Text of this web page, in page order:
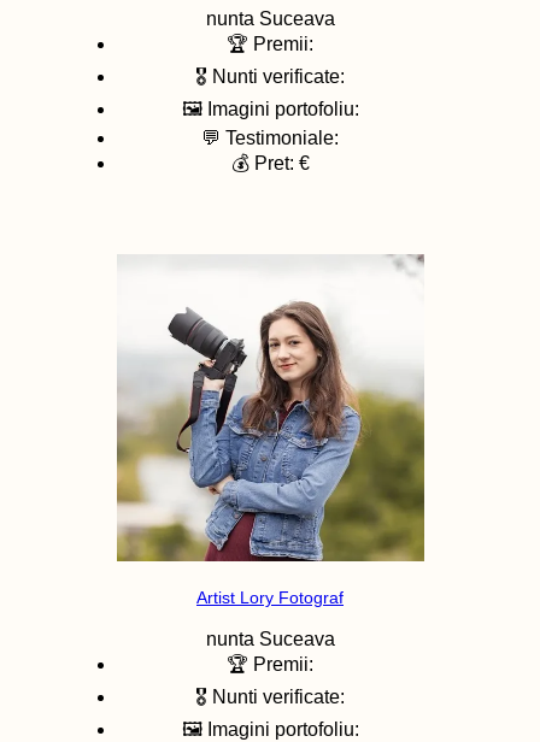
nunta Suceava
🏆 Premii:
🎖️ Nunti verificate:
🖼️ Imagini portofoliu:
💬 Testimoniale:
💰 Pret: €
Artist Lory Fotograf
nunta Suceava
🏆 Premii:
🎖️ Nunti verificate:
🖼️ Imagini portofoliu: